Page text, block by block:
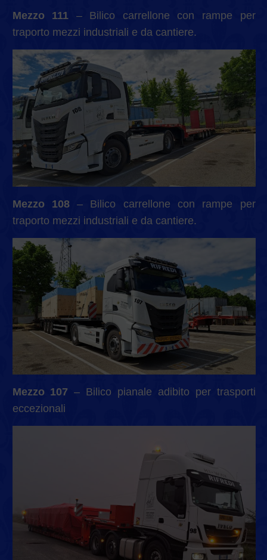
Mezzo 111 – Bilico carrellone con rampe per
traporto mezzi industriali e da cantiere.
Mezzo 108– Bilico carrellone con rampe per
traporto mezzi industriali e da cantiere.
Mezzo 107 – Bilico pianale adibito per trasporti
eccezionali